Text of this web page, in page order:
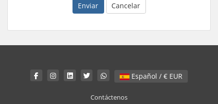
Enviar Cancelar
Español / € EUR
Contáctenos